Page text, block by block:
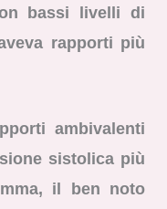
bassi livelli di
rapporti più
ambivalenti
sistolica più
il ben noto